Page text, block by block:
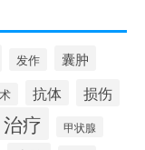
发作 囊肿
抗体 损伤
治疗 甲状腺